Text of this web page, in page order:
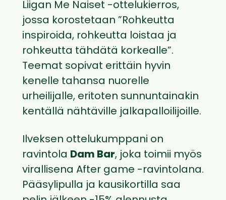
Liigan Me Naiset -ottelukierros,
jossa korostetaan ”Rohkeutta
inspiroida, rohkeutta loistaa ja
rohkeutta tähdätä korkealle”.
Teemat sopivat erittäin hyvin
kenelle tahansa nuorelle
urheilijalle, eritoten sunnuntainakin
kentällä nähtäville jalkapalloilijoille.
Ilveksen ottelukumppani on
ravintola Dam Bar, joka toimii myös
virallisena After game -ravintolana.
Pääsylipulla ja kausikortilla saa